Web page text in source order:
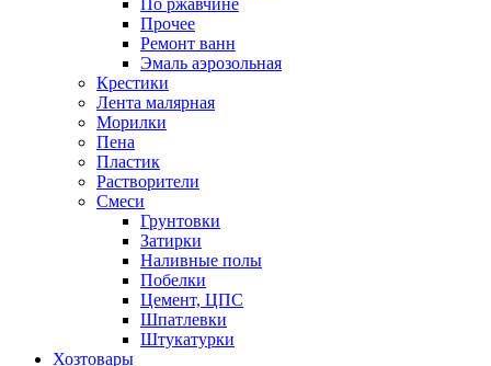
Прочее
Ремонт ванн
Эмаль аэрозольная
Крестики
Лента малярная
Морилки
Пена
Пластик
Растворители
Смеси
Грунтовки
Затирки
Наливные полы
Побелки
Цемент, ЦПС
Шпатлевки
Штукатурки
Хозтовары